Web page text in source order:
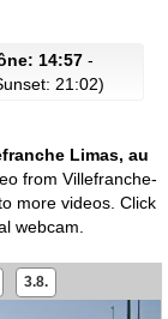
14:57 -
21:02)
Limas, au
from Villefranche-
more videos. Click
webcam.
3.8.